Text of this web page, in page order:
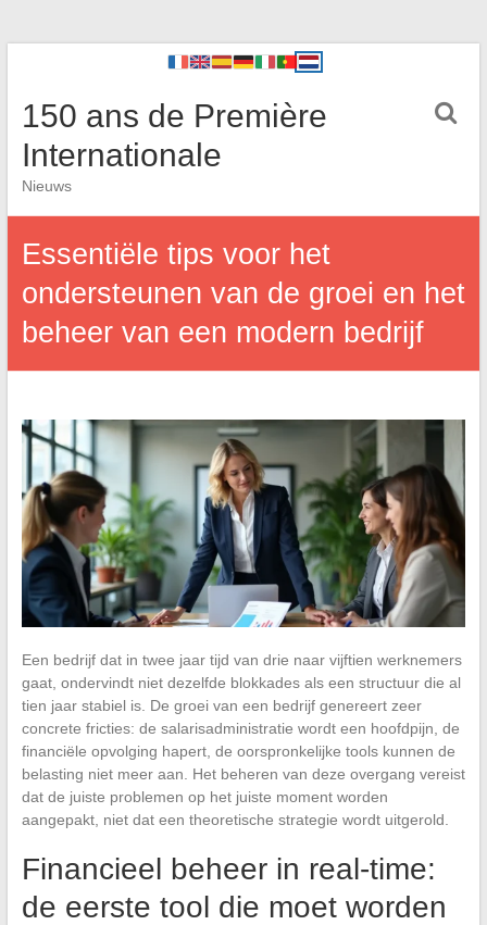
150 ans de Première
Internationale
Nieuws
Essentiële tips voor het
ondersteunen van de groei en het
beheer van een modern bedrijf
Een bedrijf dat in twee jaar tijd van drie naar vijftien werknemers
gaat, ondervindt niet dezelfde blokkades als een structuur die al
tien jaar stabiel is. De groei van een bedrijf genereert zeer
concrete fricties: de salarisadministratie wordt een hoofdpijn, de
financiële opvolging hapert, de oorspronkelijke tools kunnen de
belasting niet meer aan. Het beheren van deze overgang vereist
dat de juiste problemen op het juiste moment worden
aangepakt, niet dat een theoretische strategie wordt uitgerold.
Financieel beheer in real-time:
de eerste tool die moet worden